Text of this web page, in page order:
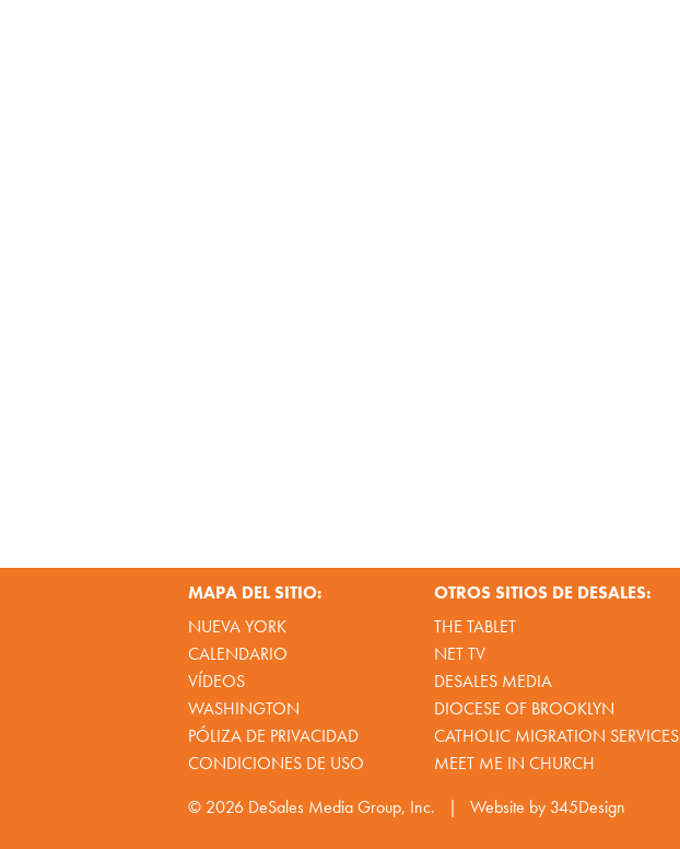
MAPA DEL SITIO:
NUEVA YORK
CALENDARIO
VÍDEOS
WASHINGTON
PÓLIZA DE PRIVACIDAD
CONDICIONES DE USO
OTROS SITIOS DE DESALES:
THE TABLET
NET TV
DESALES MEDIA
DIOCESE OF BROOKLYN
CATHOLIC MIGRATION SERVICES
MEET ME IN CHURCH
© 2026 DeSales Media Group, Inc. | Website by 345Design